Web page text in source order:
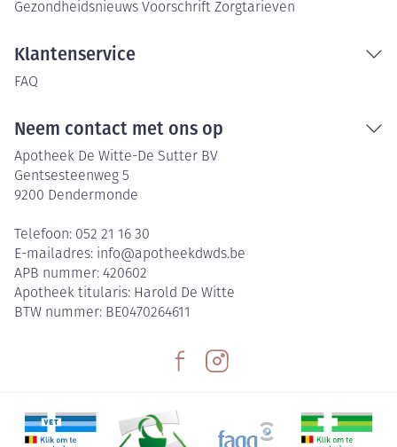
Gezondheidsnieuws Voorschrift Zorgtarieven
Klantenservice
FAQ
Neem contact met ons op
Apotheek De Witte-De Sutter BV
Gentsesteenweg 5
9200 Dendermonde
Telefoon: 052 21 16 30
E-mailadres: info@apotheekdwds.be
APB nummer: 420602
Apotheek titularis: Harold De Witte
BTW nummer: BE0470264611